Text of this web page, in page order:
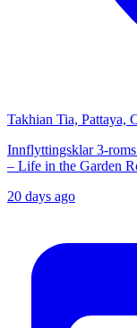
Takhian Tia, Pattaya,
Innflyttingsklar 3-
– Life in the Garden
20 days ago